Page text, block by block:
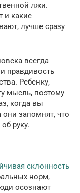
лжи.
и какие
лучше сразу
всегда
правдивость
Ребенку,
мысль, поэтому
когда вы
они запомнят, что
руку.
склонность
норм,
осознают